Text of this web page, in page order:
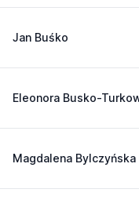
Jan Buśko
Eleonora Busko-
Magdalena Bylczyńska